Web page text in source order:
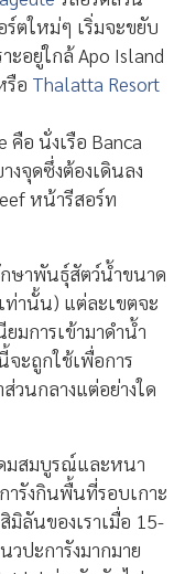
ด้เป็น 2 พื้นที่ใหญ่ๆ
“ดาวอิน” หรือ “ดา
ซึ่ง
ละเป็นเขตอุทยาน
ทเล็กๆ อยู่บ้าง
บนักดำน้ำตั้งอยู่
แบกเป้ ไปจนถึงรี
Atmosphere Resorts
มรื่น ห้องพักหรูหรา
ห้บริการมานานกว่า
น้ำได้เป็นร้อยคน
รีสอร์ตส่วน
ะอยู่ใกล้ Apo Island
อThalatta Resort
อ นั่งเรือ Banca
งจุดซึ่งต้องเดินลง